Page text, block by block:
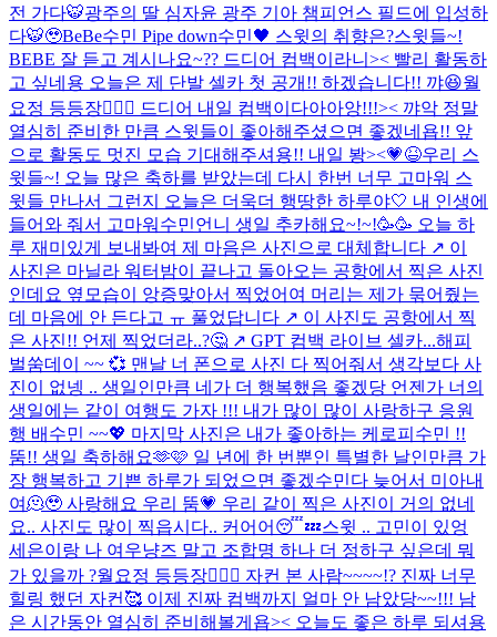
전 가다🐯광주의 딸 심자윤 광주 기아 챔피언스 필드에 입성하
다🐯🥹BeBe수민 Pipe down수민🖤 스윗의 취향은?스윗들~!
BEBE 잘 듣고 계시나요~?? 드디어 컴백이라니>< 빨리 활동하
고 싶네용 오늘은 제 단발 셀카 첫 공개!! 하겠습니다!! 꺄😆월
요정 등등장🧚🏻‍♀️ 드디어 내일 컴백이다아아앙!!!>< 꺄악 정말
열심히 준비한 만큼 스윗들이 좋아해주셨으면 좋겠네욥!! 앞
으로 활동도 멋진 모습 기대해주셔용!! 내일 봥><💗😆우리 스
윗들~! 오늘 많은 축하를 받았는데 다시 한번 너무 고마워 스
윗들 만나서 그런지 오늘은 더욱더 행땅한 하루야🤍 내 인생에
들어와 줘서 고마워 수민언니 생일 추카해요~!~!🥳🥳 오늘 하
루 재미있게 보내봐여 제 마음은 사진으로 대체합니다 ↗️ 이
사진은 마닐라 워터밤이 끝나고 돌아오는 공항에서 찍은 사진
인데요 옆모습이 앙증맞아서 찍었어여 머리는 제가 묶어줬는
데 마음에 안 든다고 ㅠ 풀었답니다 ↗️ 이 사진도 공항에서 찍
은 사진!! 언제 찍었더라..?🤔 ↗️ GPT 컴백 라이브 셀카...해피
벌쑴데이 ~~ 💞 맨날 너 폰으로 사진 다 찍어줘서 생각보다 사
진이 없넹 .. 생일인만큼 네가 더 행복했음 좋겠당 언젠가 너의
생일에는 같이 여행도 가자 !!! 내가 많이 많이 사랑하구 응원
행 배수민 ~~💖 마지막 사진은 내가 좋아하는 케로피수민 !!
뚬!! 생일 축하해요🫶🩷 일 년에 한 번뿐인 특별한 날인만큼 가
장 행복하고 기쁜 하루가 되었으면 좋겠수민다 늦어서 미아내
여🫠🥹 사랑해요 우리 뚬💗 우리 같이 찍은 사진이 거의 없네
요.. 사진도 많이 찍읍시다.. 커어어😴💤스윗 .. 고민이 있엉
세은이랑 나 여우냥즈 말고 조합명 하나 더 정하구 싶은데 뭐
가 있을까 ?월요정 등등장🧚🏻‍♀️ 자컨 본 사람~~~~!? 진짜 너무
힐링 했던 자컨🥰 이제 진짜 컴백까지 얼마 안 남았당~~!!! 남
은 시간동안 열심히 준비해볼게욥>< 오늘도 좋은 하루 되셔용